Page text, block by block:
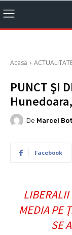
Acasă
PUNCT ŞI
De Marcel Bot
Facebook
LIBERALII
MEDIA PE
SE